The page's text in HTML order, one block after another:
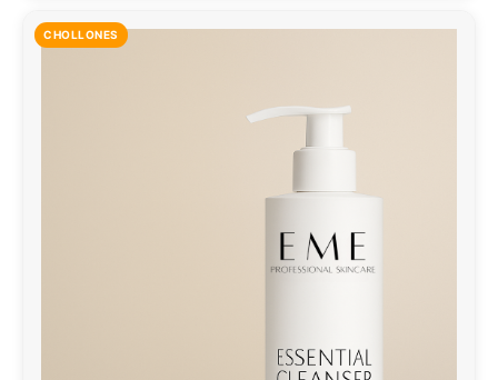
CHOLLONES